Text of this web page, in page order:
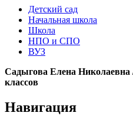
Детский сад
Начальная школа
Школа
НПО и СПО
ВУЗ
Садыгова Елена Николаевна
классов
Навигация